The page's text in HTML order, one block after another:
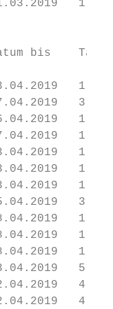
Datum bis
3
1
1
13.04.2019
1
3
1
5
4